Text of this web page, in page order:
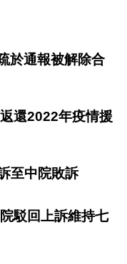
於通報被解除合
還2022年疫情援
至中院敗訴
駁回上訴維持七